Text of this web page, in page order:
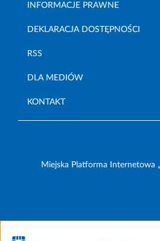
INFORMACJE PRAWNE
DEKLARACJA DOSTĘPNOŚCI
RSS
DLA MEDIÓW
KONTAKT
Miejska Platforma Internetowa